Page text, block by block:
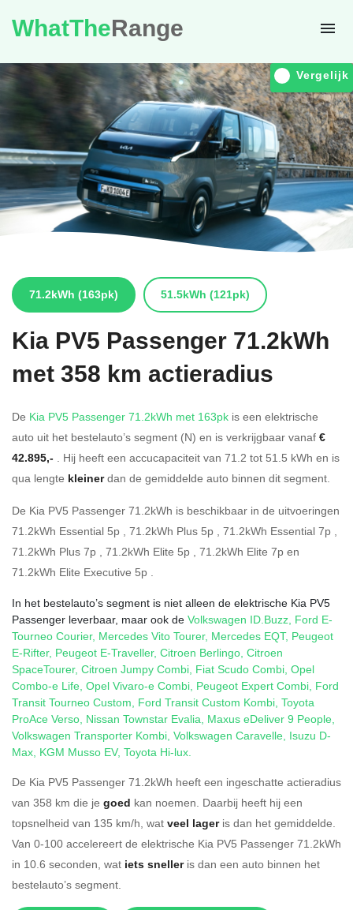
WhatTheRange
Vergelijk
71.2kWh (163pk) 51.5kWh (121pk)
Kia PV5 Passenger 71.2kWh
met 358 km actieradius
De Kia PV5 Passenger 71.2kWh met 163pk is een elektrische
auto uit het bestelauto’s segment (N) en is verkrijgbaar vanaf €
42.895,- . Hij heeft een accucapaciteit van 71.2 tot 51.5 kWh en is
qua lengte kleinerdan de gemiddelde auto binnen dit segment.
De Kia PV5 Passenger 71.2kWh is beschikbaar in de uitvoeringen
71.2kWh Essential 5p , 71.2kWh Plus 5p , 71.2kWh Essential 7p ,
71.2kWh Plus 7p , 71.2kWh Elite 5p , 71.2kWh Elite 7p en
71.2kWh Elite Executive 5p .
In het bestelauto’s segment is niet alleen de elektrische Kia PV5
Passenger leverbaar, maar ook de Volkswagen ID.Buzz, Ford E-
Tourneo Courier, Mercedes Vito Tourer, Mercedes EQT, Peugeot
E-Rifter, Peugeot E-Traveller, Citroen Berlingo, Citroen
SpaceTourer, Citroen Jumpy Combi, Fiat Scudo Combi, Opel
Combo-e Life, Opel Vivaro-e Combi, Peugeot Expert Combi, Ford
Transit Tourneo Custom, Ford Transit Custom Kombi, Toyota
ProAce Verso, Nissan Townstar Evalia, Maxus eDeliver 9 People,
Volkswagen Transporter Kombi, Volkswagen Caravelle, Isuzu D-
Max, KGM Musso EV, Toyota Hi-lux.
De Kia PV5 Passenger 71.2kWh heeft een ingeschatte actieradius
van 358 km die je goed kan noemen. Daarbij heeft hij een
topsnelheid van 135 km/h, wat veel lageris dan het gemiddelde.
Van 0-100 accelereert de elektrische Kia PV5 Passenger 71.2kWh
in 10.6 seconden, wat iets snelleris dan een auto binnen het
bestelauto’s segment.